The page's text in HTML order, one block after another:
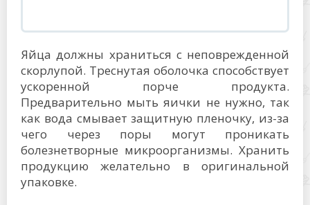
Яйца должны храниться с неповрежденной
скорлупой. Треснутая оболочка способствует
ускоренной порче продукта.
Предварительно мыть яички не нужно, так
как вода смывает защитную пленочку, из-за
чего через поры могут проникать
болезнетворные микроорганизмы. Хранить
продукцию желательно в оригинальной
упаковке.